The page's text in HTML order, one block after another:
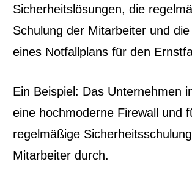
Sicherheitslösungen, die
Schulung der Mitarbeiter und
eines Notfallplans für den
Ein Beispiel: Das Unternehmen
eine hochmoderne Firewall und
regelmäßige
Mitarbeiter durch.